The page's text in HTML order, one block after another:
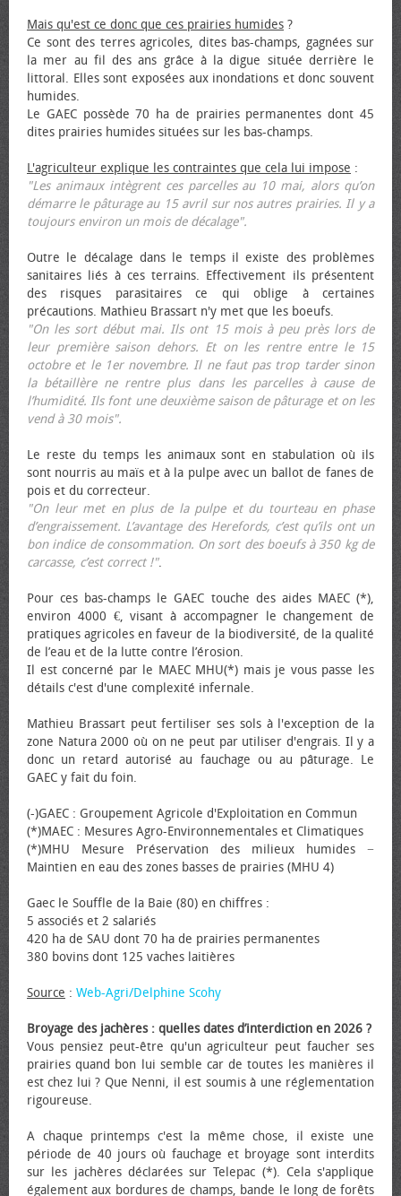
Mais qu'est ce donc que ces prairies humides ?
Ce sont des terres agricoles, dites bas-champs, gagnées sur
la mer au fil des ans grâce à la digue située derrière le
littoral. Elles sont exposées aux inondations et donc souvent
humides.
Le GAEC possède 70 ha de prairies permanentes dont 45
dites prairies humides situées sur les bas-champs.
L'agriculteur explique les contraintes que cela lui impose :
"Les animaux intègrent ces parcelles au 10 mai, alors qu’on
démarre le pâturage au 15 avril sur nos autres prairies. Il y a
toujours environ un mois de décalage".
Outre le décalage dans le temps il existe des problèmes
sanitaires liés à ces terrains. Effectivement ils présentent
des risques parasitaires ce qui oblige à certaines
précautions. Mathieu Brassart n'y met que les bœufs.
"On les sort début mai. Ils ont 15 mois à peu près lors de
leur première saison dehors. Et on les rentre entre le 15
octobre et le 1er novembre. Il ne faut pas trop tarder sinon
la bétaillère ne rentre plus dans les parcelles à cause de
l’humidité. Ils font une deuxième saison de pâturage et on les
vend à 30 mois".
Le reste du temps les animaux sont en stabulation où ils
sont nourris au maïs et à la pulpe avec un ballot de fanes de
pois et du correcteur.
"On leur met en plus de la pulpe et du tourteau en phase
d’engraissement. L’avantage des Herefords, c’est qu’ils ont un
bon indice de consommation. On sort des bœufs à 350 kg de
carcasse, c’est correct !".
Pour ces bas-champs le GAEC touche des aides MAEC (*),
environ 4000 €, visant à accompagner le changement de
pratiques agricoles en faveur de la biodiversité, de la qualité
de l’eau et de la lutte contre l’érosion.
Il est concerné par le MAEC MHU(*) mais je vous passe les
détails c'est d'une complexité infernale.
Mathieu Brassart peut fertiliser ses sols à l'exception de la
zone Natura 2000 où on ne peut par utiliser d'engrais. Il y a
donc un retard autorisé au fauchage ou au pâturage. Le
GAEC y fait du foin.
(-)GAEC : Groupement Agricole d'Exploitation en Commun
(*)MAEC : Mesures Agro-Environnementales et Climatiques
(*)MHU Mesure Préservation des milieux humides −
Maintien en eau des zones basses de prairies (MHU 4)
Gaec le Souffle de la Baie (80) en chiffres :
5 associés et 2 salariés
420 ha de SAU dont 70 ha de prairies permanentes
380 bovins dont 125 vaches laitières
Source : Web-Agri/Delphine Scohy
Broyage des jachères : quelles dates d’interdiction en 2026 ?
Vous pensiez peut-être qu'un agriculteur peut faucher ses
prairies quand bon lui semble car de toutes les manières il
est chez lui ? Que Nenni, il est soumis à une réglementation
rigoureuse.
A chaque printemps c'est la même chose, il existe une
période de 40 jours où fauchage et broyage sont interdits
sur les jachères déclarées sur Telepac (*). Cela s'applique
également aux bordures de champs, bande le long de forêts